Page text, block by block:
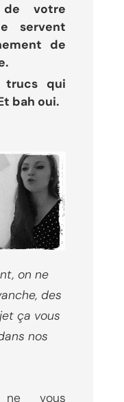
de votre
servent
de
trucs qui
bah oui.
on ne
des
ça vous
nos
vous